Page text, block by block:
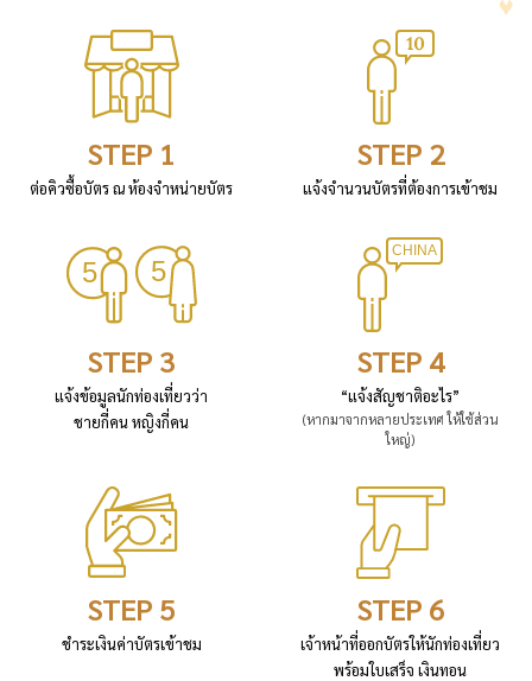
STEP 1
ต่อคิวซื้อบัตร ณ ห้องจำหน่ายบัตร
STEP 2
แจ้งจำนวนบัตรที่ต้องการเข้าชม
STEP 3
แจ้งข้อมูลนักท่องเที่ยวว่า
ชายกี่คน หญิงกี่คน
STEP 4
“แจ้งสัญชาติอะไร”
(หากมาจากหลายประเทศ ให้ใช้ส่วน
ใหญ่)
STEP 5
ชำระเงินค่าบัตรเข้าชม
STEP 6
เจ้าหน้าที่ออกบัตรให้นักท่องเที่ยว
พร้อมใบเสร็จ เงินทอน